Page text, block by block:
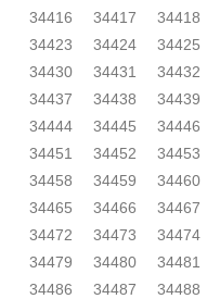
34416
34417 34418
34423
34424 34425
34430
34431 34432
34437
34438 34439
34444
34445 34446
34451
34452 34453
34458
34459 34460
34465
34466 34467
34472
34473 34474
34479
34480 34481
34486
34487 34488